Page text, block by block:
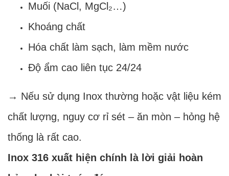
Muối (NaCl, MgCl₂…)
Khoáng chất
Hóa chất làm sạch, làm mềm nước
Độ ẩm cao liên tục 24/24
→ Nếu sử dụng Inox thường hoặc vật liệu kém
chất lượng, nguy cơ rỉ sét – ăn mòn – hỏng hệ
thống là rất cao.
Inox 316 xuất hiện chính là lời giải hoàn